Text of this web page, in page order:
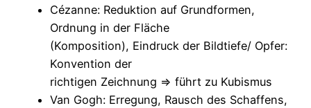
Cézanne: Reduktion auf Grundformen,
Ordnung in der Fläche
(Komposition), Eindruck der Bildtiefe/ Opfer:
Konvention der
richtigen Zeichnung => führt zu Kubismus
Van Gogh: Erregung, Rausch des Schaffens,